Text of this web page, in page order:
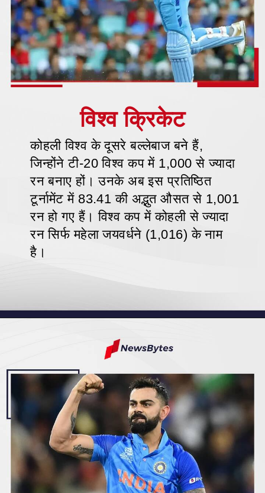
विश्व क्रिकेट
कोहली विश्व के दूसरे बल्लेबाज बने हैं,
जिन्होंने टी-20 विश्व कप में 1,000 से ज्यादा
रन बनाए हों। उनके अब इस प्रतिष्ठित
टूर्नामेंट में 83.41 की अद्भुत औसत से 1,001
रन हो गए हैं। विश्व कप में कोहली से ज्यादा
रन सिर्फ महेला जयवर्धने (1,016) के नाम